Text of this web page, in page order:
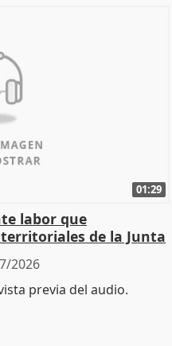
01:29
labor que
de la Junta
2026